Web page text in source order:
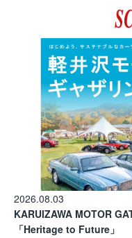
2026.08.03
KARUIZAWA MOTOR
「Heritage to Future」